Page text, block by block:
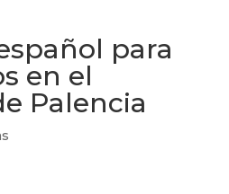
para
en el
Palencia